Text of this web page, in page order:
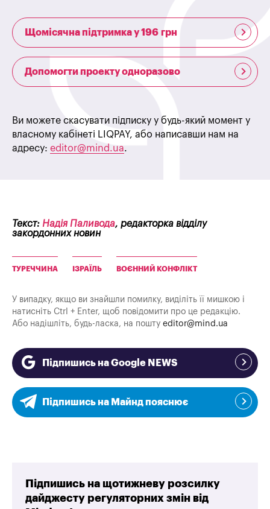
Щомісячна підтримка у 196 грн
Допомогти проекту одноразово
Ви можете скасувати підписку у будь-який момент у
власному кабінеті LIQPAY, або написавши нам на
адресу: editor@mind.ua.
Текст: Надія Паливода, редакторка відділу
закордонних новин
ТУРЕЧЧИНА ІЗРАЇЛЬ ВОЄННИЙ КОНФЛІКТ
У випадку, якщо ви знайшли помилку, виділіть її мишкою і
натисніть Ctrl + Enter, щоб повідомити про це редакцію.
Або надішліть, будь-ласка, на пошту editor@mind.ua
Підпишись на Google NEWS
Підпишись на Майнд пояснює
Підпишись на щотижневу розсилку
дайджесту регуляторних змін від